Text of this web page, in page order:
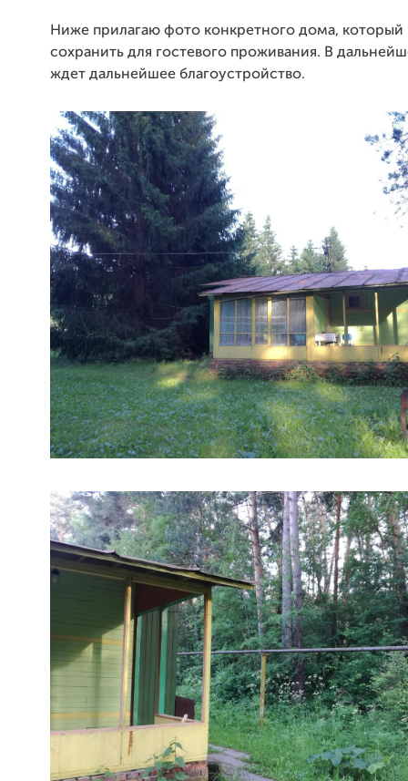
Ниже прилагаю фото конкретного дома, который
сохранить для гостевого проживания. В
ждет дальнейшее благоустройство.